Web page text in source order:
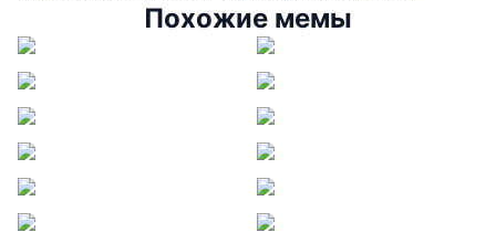
Похожие мемы